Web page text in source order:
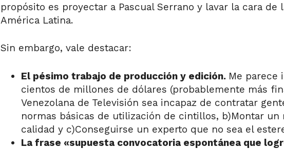
propósito es proyectar a Pascual Serrano y lavar la cara de
América Latina.
Sin embargo, vale destacar:
El pésimo trabajo de producción y edición. Me parece
cientos de millones de dólares (probablemente más
Venezolana de Televisión sea incapaz de contratar
normas básicas de utilización de cintillos, b)Montar
calidad y c)Conseguirse un experto que no sea el
La frase «supuesta convocatoria espontánea que